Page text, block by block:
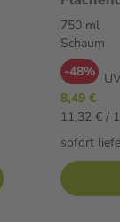
ml
750 ml
Schaum
-48%
8,49 €
11,32 € /
sofort